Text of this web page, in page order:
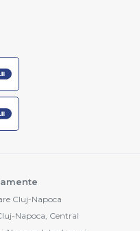
Cluj-Napoca
Napoca, Central